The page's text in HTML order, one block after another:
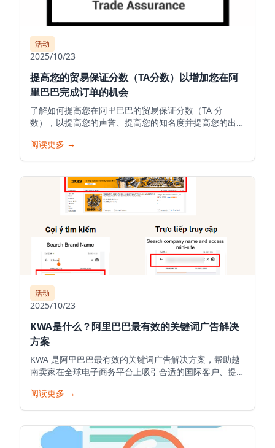
活动
2025/10/23
提高您的贸易保证分数（TA分数）以增加您在阿
里巴巴完成订单的机会
了解如何提高您在阿里巴巴的贸易保证分数（TA 分
数），以提高您的声誉、提高您的知名度并提高您的出口
SellOnAlibaba.com。
阅读更多 →
活动
2025/10/23
KWA是什么？阿里巴巴最有效的关键词广告解决
方案
KWA 是阿里巴巴最有效的关键词广告解决方案，帮助越
南卖家在全球电子商务平台上吸引合适的国际客户、提高
阅读更多 →